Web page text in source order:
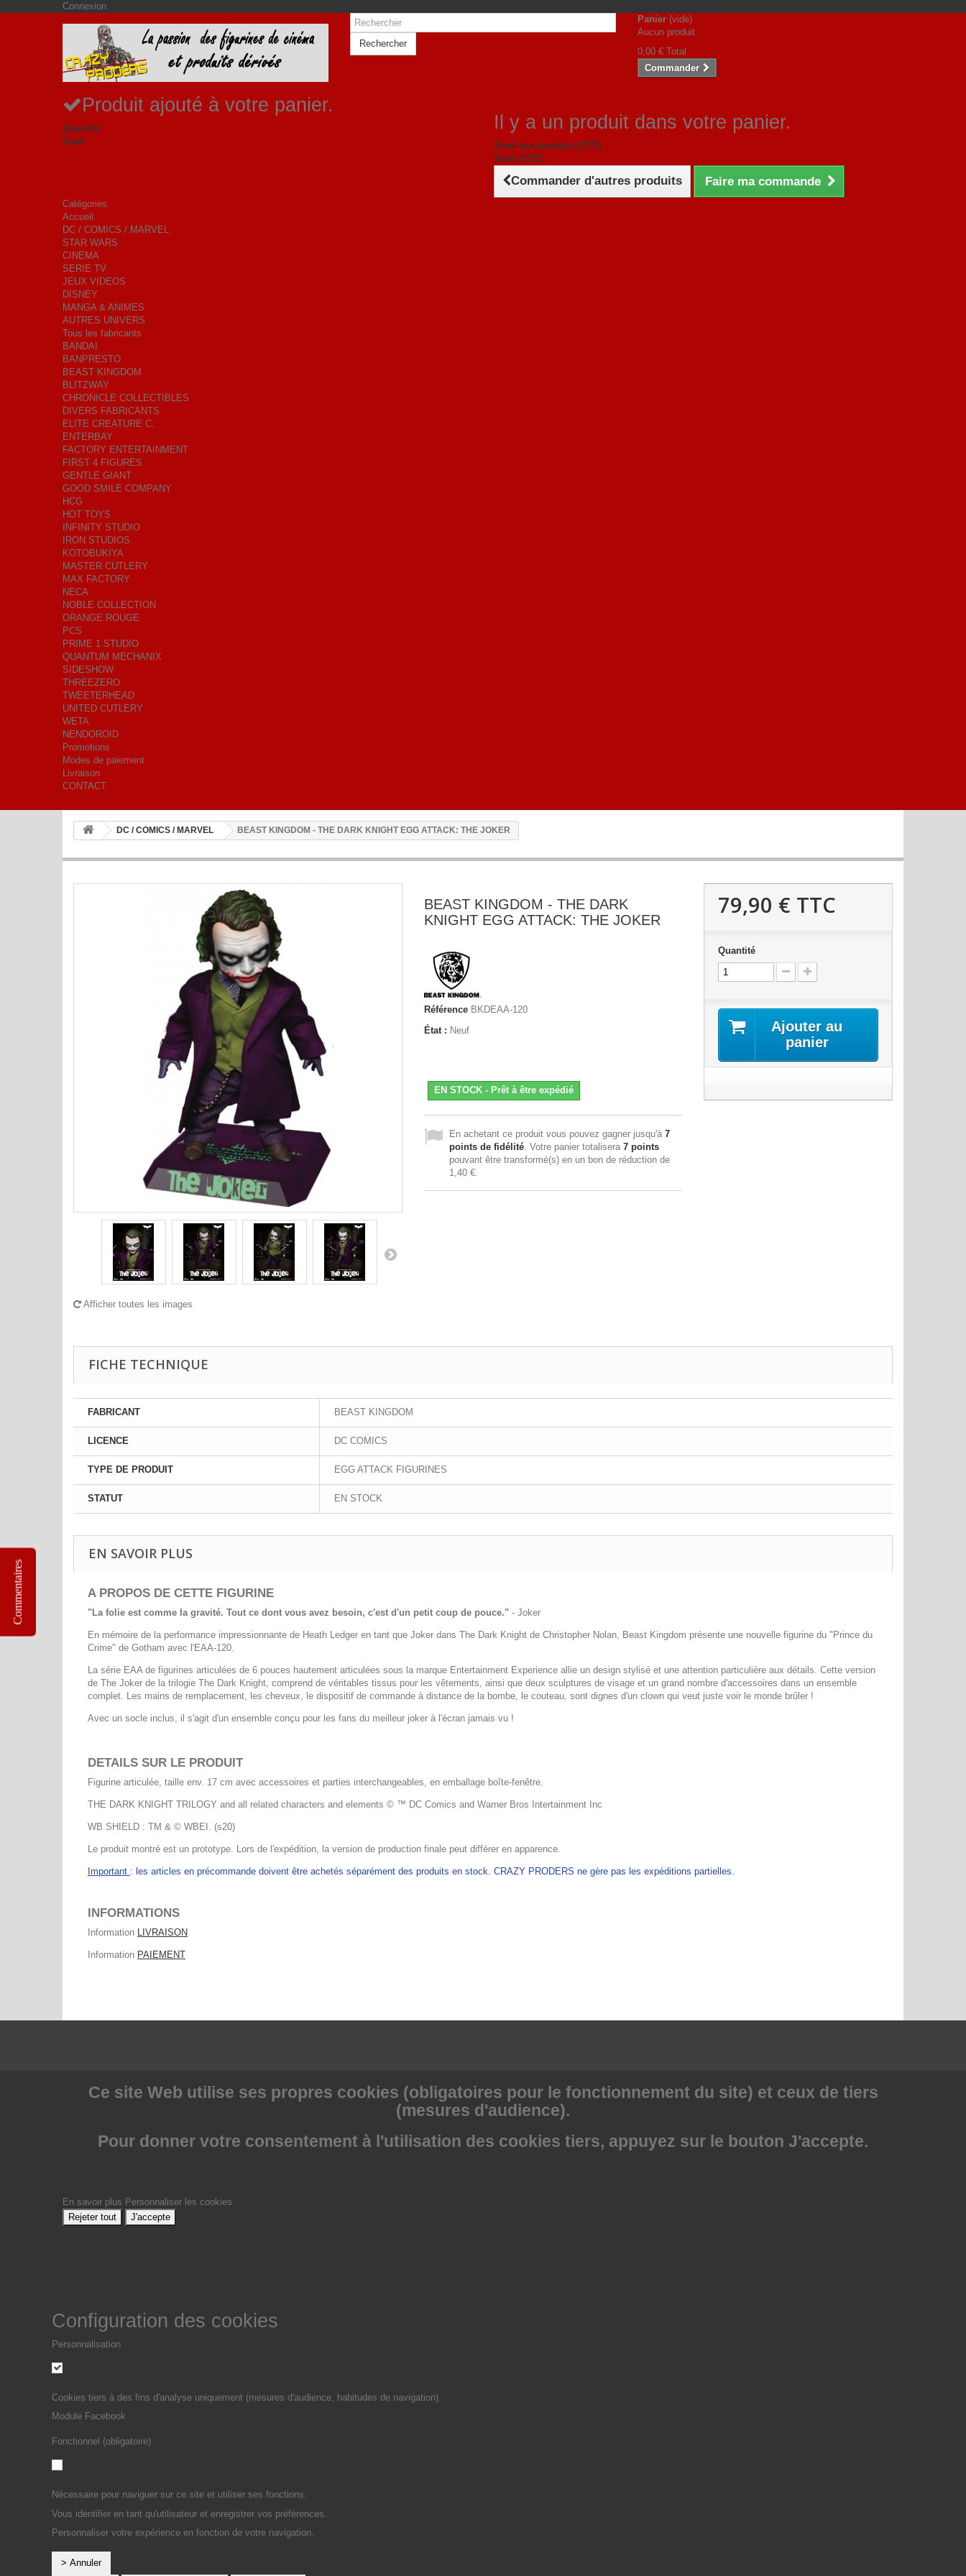
Connexion
Rechercher
Panier (vide)
Aucun produit
0,00 € Total
Commander
Produit ajouté à votre panier.
Quantité
Total
Il y a un produit dans votre panier.
Total des produits (TTC)
Total (TTC)
Commander d'autres produits Faire ma commande
Catégories
Accueil
DC / COMICS / MARVEL
STAR WARS
CINEMA
SERIE TV
JEUX VIDEOS
DISNEY
MANGA & ANIMES
AUTRES UNIVERS
Tous les fabricants
BANDAI
BANPRESTO
BEAST KINGDOM
BLITZWAY
CHRONICLE COLLECTIBLES
DIVERS FABRICANTS
ELITE CREATURE C.
ENTERBAY
FACTORY ENTERTAINMENT
FIRST 4 FIGURES
GENTLE GIANT
GOOD SMILE COMPANY
HCG
HOT TOYS
INFINITY STUDIO
IRON STUDIOS
KOTOBUKIYA
MASTER CUTLERY
MAX FACTORY
NECA
NOBLE COLLECTION
ORANGE ROUGE
PCS
PRIME 1 STUDIO
QUANTUM MECHANIX
SIDESHOW
THREEZERO
TWEETERHEAD
UNITED CUTLERY
WETA
NENDOROID
Promotions
Modes de paiement
Livraison
CONTACT
DC / COMICS / MARVEL BEAST KINGDOM - THE DARK KNIGHT EGG ATTACK: THE JOKER
Afficher toutes les images
BEAST KINGDOM - THE DARK
KNIGHT EGG ATTACK: THE JOKER
Référence BKDEAA-120
État : Neuf
EN STOCK - Prêt à être expédié
En achetant ce produit vous pouvez gagner jusqu'à 7
points de fidélité. Votre panier totalisera 7points
pouvant être transformé(s) en un bon de réduction de
1,40 €.
79,90 € TTC
Quantité
Ajouter au
panier
FICHE TECHNIQUE
FABRICANT BEAST KINGDOM
LICENCE DC COMICS
TYPE DE PRODUIT EGG ATTACK FIGURINES
STATUT EN STOCK
EN SAVOIR PLUS
A PROPOS DE CETTE FIGURINE
"La folie est comme la gravité. Tout ce dont vous avez besoin, c'est d'un petit coup de pouce." - Joker
En mémoire de la performance impressionnante de Heath Ledger en tant que Joker dans The Dark Knight de Christopher Nolan, Beast Kingdom présente une nouvelle figurine du "Prince du
Crime" de Gotham avec l'EAA-120.
La série EAA de figurines articulées de 6 pouces hautement articulées sous la marque Entertainment Experience allie un design stylisé et une attention particulière aux détails. Cette version
de The Joker de la trilogie The Dark Knight, comprend de véritables tissus pour les vêtements, ainsi que deux sculptures de visage et un grand nombre d'accessoires dans un ensemble
complet. Les mains de remplacement, les cheveux, le dispositif de commande à distance de la bombe, le couteau, sont dignes d'un clown qui veut juste voir le monde brûler !
Avec un socle inclus, il s'agit d'un ensemble conçu pour les fans du meilleur joker à l'écran jamais vu !
DETAILS SUR LE PRODUIT
Figurine articulée, taille env. 17 cm avec accessoires et parties interchangeables, en emballage boîte-fenêtre.
THE DARK KNIGHT TRILOGY and all related characters and elements © ™ DC Comics and Warner Bros Intertainment Inc
WB SHIELD : TM & © WBEI. (s20)
Le produit montré est un prototype. Lors de l'expédition, la version de production finale peut différer en apparence.
Important : les articles en précommande doivent être achetés séparément des produits en stock. CRAZY PRODERS ne gère pas les expéditions partielles.
INFORMATIONS
Information LIVRAISON
Information PAIEMENT
Ce site Web utilise ses propres cookies (obligatoires pour le fonctionnement du site) et ceux de tiers
(mesures d'audience).
Pour donner votre consentement à l'utilisation des cookies tiers, appuyez sur le bouton J'accepte.
En savoir plus Personnaliser les cookies
Rejeter tout
J'accepte
Configuration des cookies
Personnalisation
Cookies tiers à des fins d'analyse uniquement (mesures d'audience, habitudes de navigation).
Module Facebook
Fonctionnel (obligatoire)
Nécessaire pour naviguer sur ce site et utiliser ses fonctions.
Vous identifier en tant qu'utilisateur et enregistrer vos préférences.
Personnaliser votre expérience en fonction de votre navigation.
> Annuler
Commentaires